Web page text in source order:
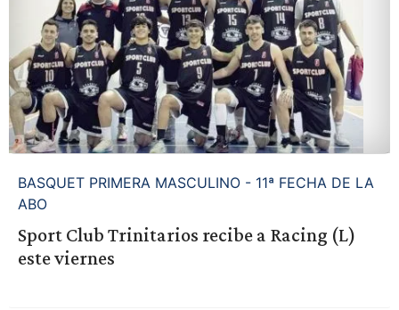
BASQUET PRIMERA MASCULINO - 11ª FECHA DE LA
ABO
Sport Club Trinitarios recibe a Racing (L)
este viernes